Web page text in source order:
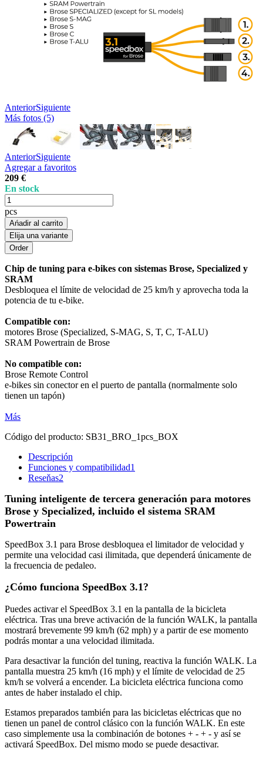
AnteriorSiguiente
Más fotos (5)
AnteriorSiguiente
Agregar a favoritos
209 €
En stock
pcs
Ańadir al carrito
Elija una variante
Chip de tuning para e-bikes con sistemas Brose, Specialized y
SRAM
Desbloquea el límite de velocidad de 25 km/h y aprovecha toda la
potencia de tu e-bike.
Compatible con:
motores Brose (Specialized, S-MAG, S, T, C, T-ALU)
SRAM Powertrain de Brose
No compatible con:
Brose Remote Control
e-bikes sin conector en el puerto de pantalla (normalmente solo
tienen un tapón)
Más
Código del producto: SB31_BRO_1pcs_BOX
Descripción
Funciones y compatibilidad1
Reseňas2
Tuning inteligente de tercera generación para motores
Brose y Specialized, incluido el sistema SRAM
Powertrain
SpeedBox 3.1 para Brose desbloquea el limitador de velocidad y
permite una velocidad casi ilimitada, que dependerá únicamente de
la frecuencia de pedaleo.
¿Cómo funciona SpeedBox 3.1?
Puedes activar el SpeedBox 3.1 en la pantalla de la bicicleta
eléctrica. Tras una breve activación de la función WALK, la pantalla
mostrará brevemente 99 km/h (62 mph) y a partir de ese momento
podrás montar a una velocidad ilimitada.
Para desactivar la función del tuning, reactiva la función WALK. La
pantalla muestra 25 km/h (16 mph) y el límite de velocidad de 25
km/h se volverá a encender. La bicicleta eléctrica funciona como
antes de haber instalado el chip.
Estamos preparados también para las bicicletas eléctricas que no
tienen un panel de control clásico con la función WALK. En este
caso simplemente usa la combinación de botones + - + - y así se
activará SpeedBox. Del mismo modo se puede desactivar.